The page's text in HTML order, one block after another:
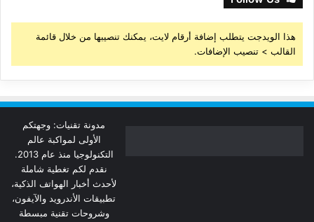
هذا الويدجت يتطلب إضافة أرقام لايت، يمكنك تنصيبها من خلال قائمة
القالب > تنصيب الإضافات.
مدونة تقنيات: وجهتكم
الأولى لمواكبة عالم
التكنولوجيا منذ عام 2013.
نقدم لكم تغطية شاملة
لأحدث أخبار الهواتف الذكية،
تطبيقات الأندرويد والآيفون،
وشروحات تقنية مبسطة